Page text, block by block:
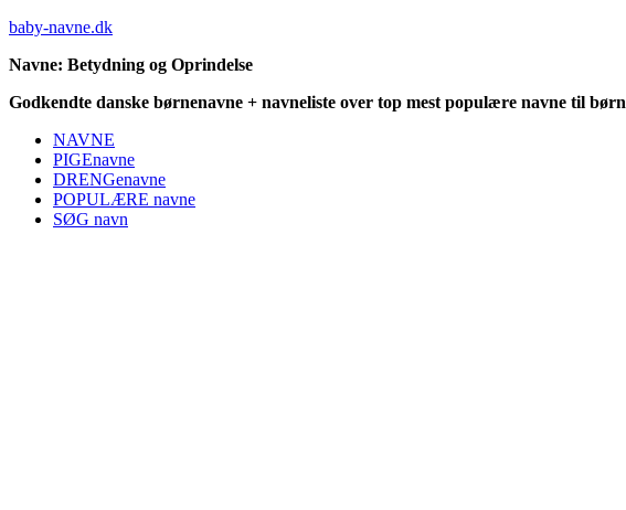
baby-navne.dk
Navne: Betydning og Oprindelse
Godkendte danske børnenavne + navneliste over top mest populære navne til børn
NAVNE
PIGEnavne
DRENGenavne
POPULÆRE navne
SØG navn